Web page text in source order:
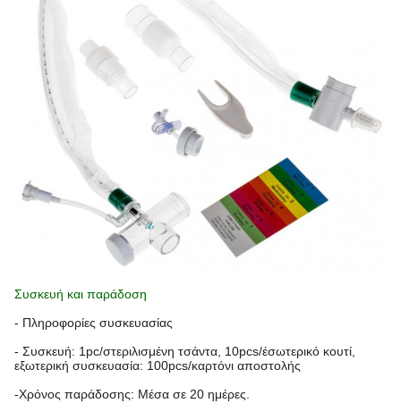
Συσκευή και παράδοση
- Πληροφορίες συσκευασίας
- Συσκευή: 1pc/στεριλισμένη τσάντα, 10pcs/έσωτερικό κουτί,
εξωτερική συσκευασία: 100pcs/καρτόνι αποστολής
-Χρόνος παράδοσης: Μέσα σε 20 ημέρες.